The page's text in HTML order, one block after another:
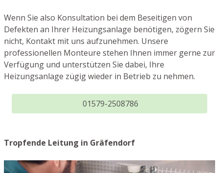
Wenn Sie also Konsultation bei dem Beseitigen von
Defekten an Ihrer Heizungsanlage benötigen, zögern Sie
nicht, Kontakt mit uns aufzunehmen. Unsere
professionellen Monteure stehen Ihnen immer gerne zur
Verfügung und unterstützen Sie dabei, Ihre
Heizungsanlage zügig wieder in Betrieb zu nehmen.
01579-2508786
Tropfende Leitung in Gräfendorf